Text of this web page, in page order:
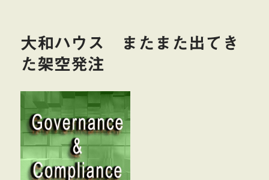
大和ハウス またまた出てき
た架空発注